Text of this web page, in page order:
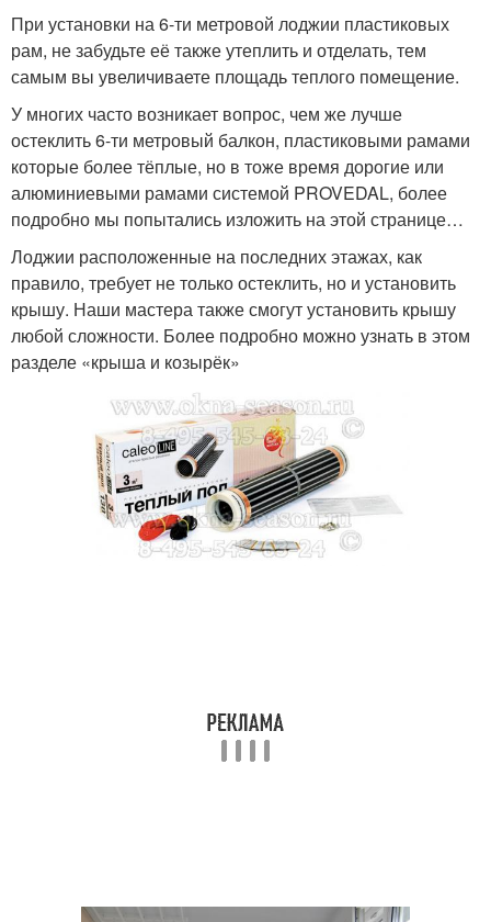
При установки на 6-ти метровой лоджии пластиковых
рам, не забудьте её также утеплить и отделать, тем
самым вы увеличиваете площадь теплого помещение.
У многих часто возникает вопрос, чем же лучше
остеклить 6-ти метровый балкон, пластиковыми рамами
которые более тёплые, но в тоже время дорогие или
алюминиевыми рамами системой PROVEDAL, более
подробно мы попытались изложить на этой странице…
Лоджии расположенные на последних этажах, как
правило, требует не только остеклить, но и установить
крышу. Наши мастера также смогут установить крышу
любой сложности. Более подробно можно узнать в этом
разделе «крыша и козырёк»